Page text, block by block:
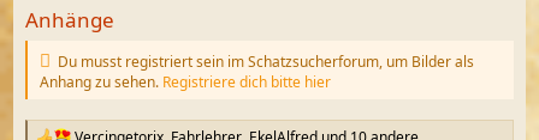
Anhänge
Du musst registriert sein im Schatzsucherforum, um Bilder als
Anhang zu sehen. Registriere dich bitte hier